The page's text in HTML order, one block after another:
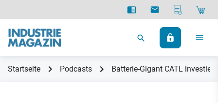
Startseite Podcasts Batterie-Gigant CATL